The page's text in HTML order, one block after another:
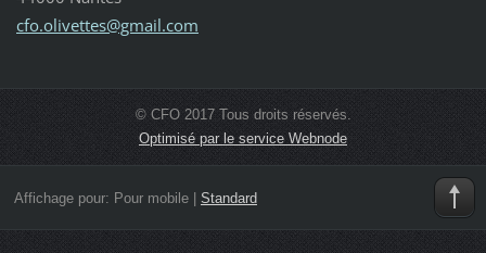
cfo.olivettes@gmail.com
© CFO 2017 Tous droits réservés.
Optimisé par le service Webnode
Affichage pour: Pour mobile| Standard